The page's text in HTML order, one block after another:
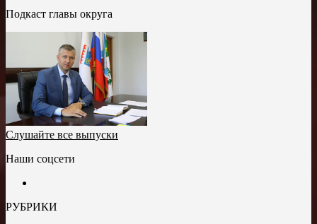
Подкаст главы округа
Слушайте все выпуски
Наши соцсети
РУБРИКИ